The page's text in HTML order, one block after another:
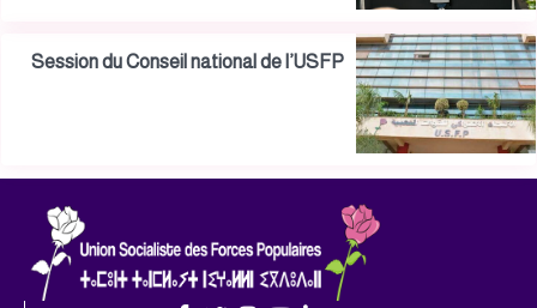
Session du Conseil national de l’USFP